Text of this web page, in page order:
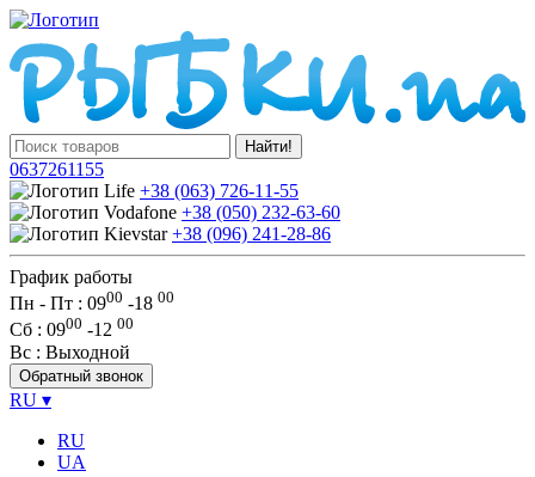
Найти!
0637261155
+38 (063) 726-11-55
+38 (050) 232-63-60
+38 (096) 241-28-86
График работы
Пн - Пт : 0900 -18 00
Сб : 0900 -12 00
Вс : Выходной
Обратный звонок
RU ▾
RU
UA